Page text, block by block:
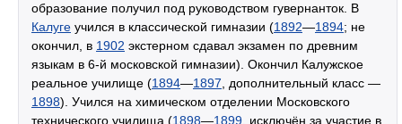
образование получил под руководством гувернанток. В
Калуге учился в классической гимназии (1892—1894; не
окончил, в 1902 экстерном сдавал экзамен по древним
языкам в 6-й московской гимназии). Окончил Калужское
реальное училище (1894—1897 , дополнительный класс —
1898). Учился на химическом отделении Московского
технического училища (1898—1899 , исключён за участие в